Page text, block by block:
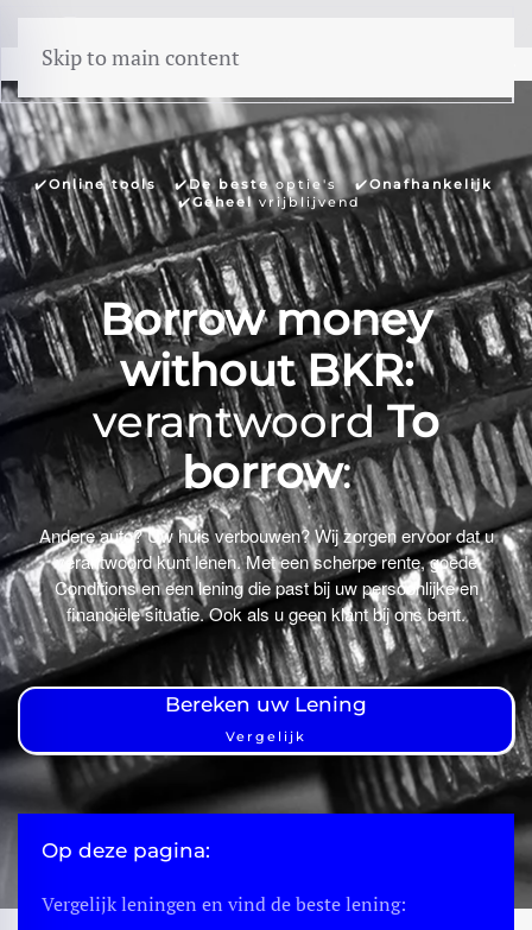
Skip to main contentmenu
✔️Online tools✔️De besteoptie's✔️Onafhankelijk
✔️Geheel vrijblijvend
Borrow money
without BKR:
verantwoordTo
borrow:
Andere auto? Uw huis verbouwen? Wij zorgen ervoor dat u
verantwoord kunt lenen. Met een scherpe rente, goede
Conditions en een lening die past bij uw persoonlijke en
financiële situatie. Ook als u geen klant bij ons bent.
Bereken uw Lening
Vergelijk
Op deze pagina:
Vergelijk leningen en vind de beste lening: